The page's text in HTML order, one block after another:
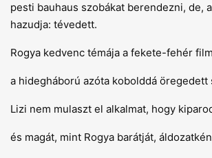
pesti bauhaus szobákat berendezni, de,
hazudja: tévedett.
Rogya kedvenc témája a fekete-fehér
a hidegháború azóta kobolddá öregedett
Lizi nem mulaszt el alkalmat, hogy
és magát, mint Rogya barátját,